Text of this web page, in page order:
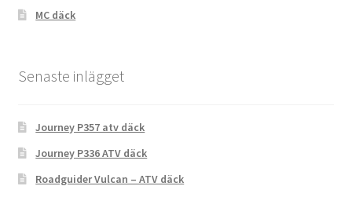
MC däck
Senaste inlägget
Journey P357 atv däck
Journey P336 ATV däck
Roadguider Vulcan – ATV däck